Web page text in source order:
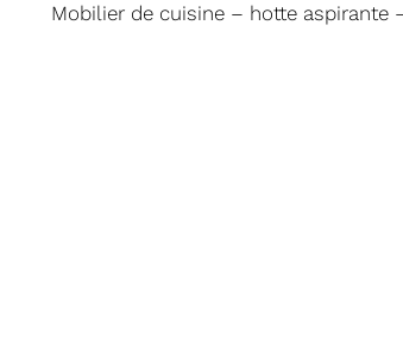
Mobilier de cuisine – hotte